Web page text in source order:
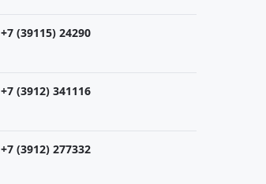
+7 (39115) 24290
+7 (3912) 341116
+7 (3912) 277332